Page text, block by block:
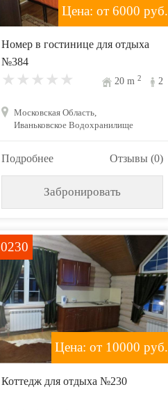
Цена: от 6000 руб.
Номер в гостинице для отдыха
№384
20m 2 2
Московская Область,
Иваньковское Водохранилище
Подробнее Отзывы (0)
Забронировать
0230
Цена: от 10000 руб.
Коттедж для отдыха №230